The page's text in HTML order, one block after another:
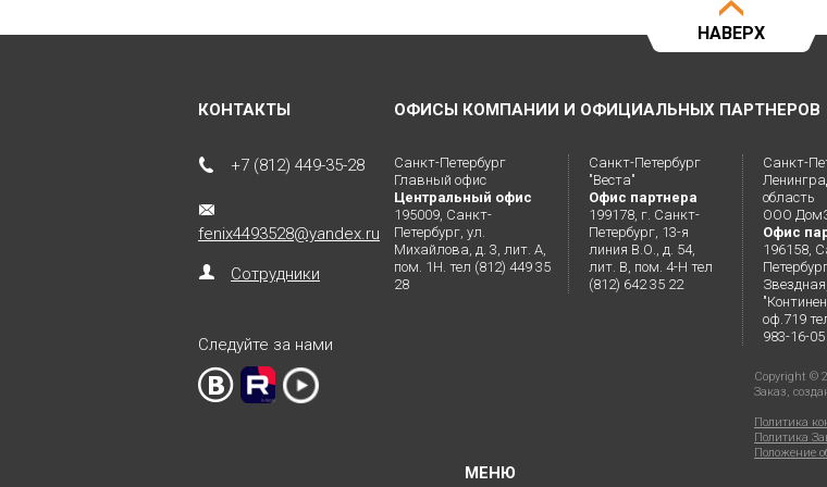
НАВЕРХ
КОНТАКТЫ
+7 (812) 449-35-28
fenix4493528@yandex.ru
Сотрудники
Следуйте за нами
ОФИСЫ КОМПАНИИ И ОФИЦИАЛЬНЫХ ПАРТНЕРОВ
Санкт-Петербург
Главный офис
Центральный офис
195009, Санкт-
Петербург, ул.
Михайлова, д. 3, лит. А,
пом. 1Н. тел (812) 449 35
28
Санкт-Петербург
"Веста"
Офис партнера
199178, г. Санкт-
Петербург, 13-я
линия В.О., д. 54,
лит. В, пом. 4-Н тел
(812) 642 35 22
Санкт-
область
ООО
Офис
196158,
оф.719
983-16-05
Copyright
Заказ,
Политика
Политика
Положение
МЕНЮ